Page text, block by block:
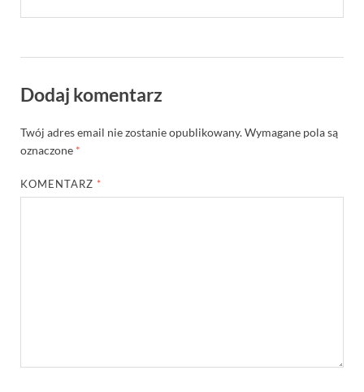
Dodaj komentarz
Twój adres email nie zostanie opublikowany.Wymagane pola są
oznaczone *
KOMENTARZ *